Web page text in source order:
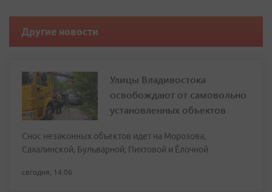
Другие новости
Улицы Владивостока
освобождают от самовольно
установленных объектов
Снос незаконных объектов идет на Морозова,
Сахалинской, Бульварной, Пихтовой и Ёлочной
сегодня, 14:06